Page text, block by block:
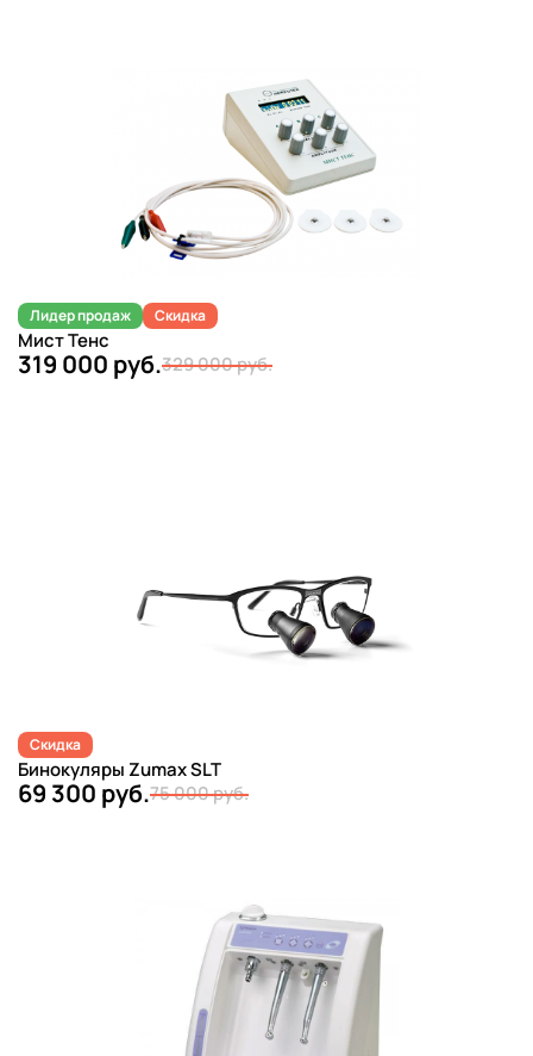
Лидер продаж Скидка
Мист Тенс
319 000 руб.329 000 руб.
Скидка
Бинокуляры Zumax SLT
69 300 руб.75 000 руб.